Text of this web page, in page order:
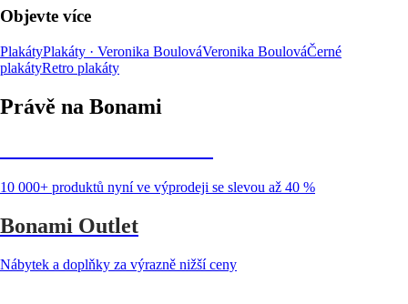
Objevte více
PlakátyPlakáty · Veronika BoulováVeronika BoulováČerné
plakátyRetro plakáty
Právě na Bonami
10 000+ produktů nyní ve výprodeji se slevou až 40 %
Bonami Outlet
Nábytek a doplňky za výrazně nižší ceny